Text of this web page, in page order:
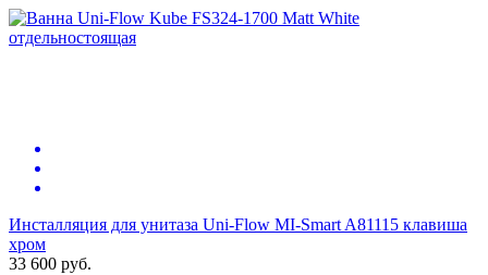
Инсталляция для унитаза Uni-Flow MI-Smart A81115 клавиша
хром
33 600 руб.